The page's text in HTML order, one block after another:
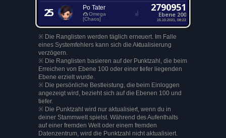
25 Po Tater
Omega
[Chaos]
2790951
Ebene 200
15.10.2021, 08:22
※ Die Ranglisten werden täglich erneuert. Im Falle
eines Systemfehlers kann sich die Aktualisierung
verzögern.
※ Die Ranglisten basieren auf der Punktzahl, die beim
Erreichen von Ebene 100 oder einer tiefer liegenden
Ebene erzielt wurde.
※ Die persönliche Bestleistung, die beim Einloggen
angezeigt wird, bezieht sich auf die Ebenen 100 und
tiefer.
※ Die Punktzahl wird nur aktualisiert, wenn du in
deiner Stammwelt spielst. Während des Aufenthalts
auf einer fremden Welt oder einem fremden
Datenzentrum, wird die Punktzahl nicht aktualisiert.